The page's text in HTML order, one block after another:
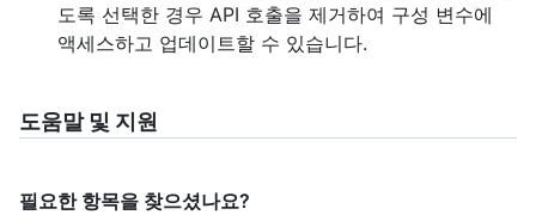
도록 선택한 경우 API 호출을 제거하여 구성 변수에
액세스하고 업데이트할 수 있습니다.
도움말 및 지원
필요한 항목을 찾으셨나요?